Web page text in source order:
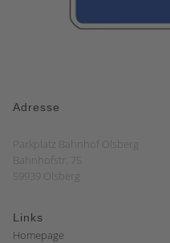
Adresse
Parkplatz Bahnhof Olsberg
Bahnhofstr. 75
59939 Olsberg
Links
Homepage